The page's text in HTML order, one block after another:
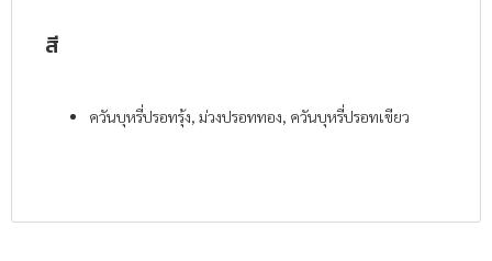
สี
ควันบุหรี่ปรอทรุ้ง, ม่วงปรอททอง, ควันบุหรี่ปรอทเขียว